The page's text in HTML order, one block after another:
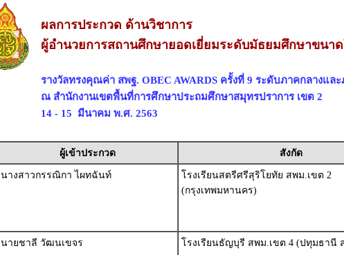
ผลการประกวด ด้านวิชาการ
ผู้อำนวยการสถานศึกษายอดเยี่ยมระดับมัธยมศึกษาขนา
รางวัลทรงคุณค่า สพฐ. OBEC AWARDS ครั้งที่ 9 ระดับภาคกลางแล
ณ สำนักงานเขตพื้นที่การศึกษาประถมศึกษาสมุทรปราการ เขต 2
14 - 15 มีนาคม พ.ศ. 2563
ผู้เข้าประกวด สังกัด
นางสาวกรรณิกา ไผทฉันท์
โรงเรียนสตรีศรีสุริโยทัย สพม.เขต 2
(กรุงเทพมหานคร)
นายชาลี วัฒนเขจร โรงเรียนธัญบุรี สพม.เขต 4 (ปทุมธานี